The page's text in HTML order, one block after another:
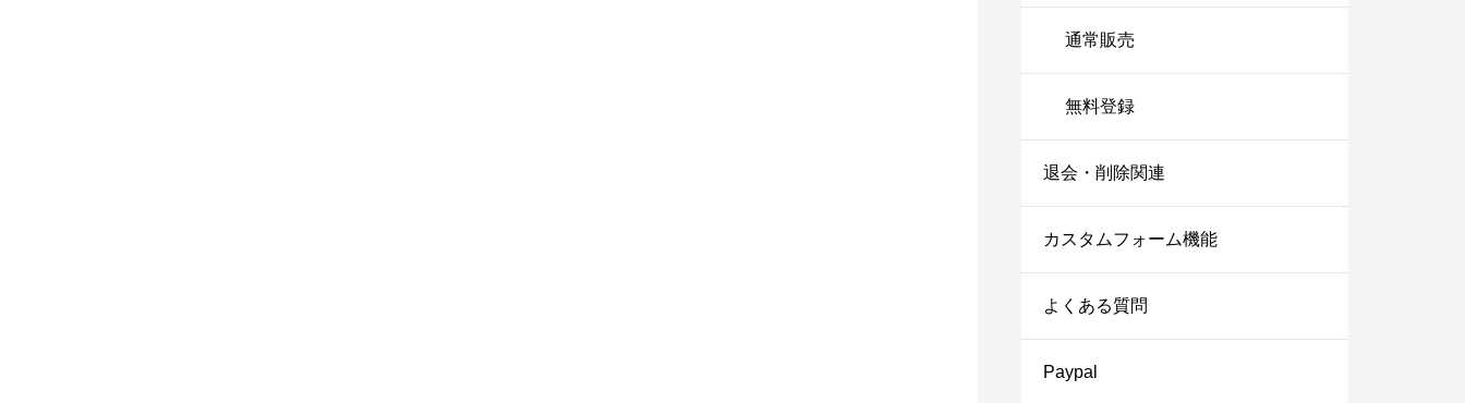
通常販売
無料登録
退会・削除関連
カスタムフォーム機能
よくある質問
Paypal